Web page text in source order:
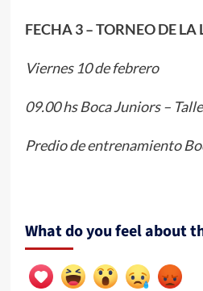
FECHA 3 – TORNEO DE LA
Viernes 10 de febrero
09.00 hs Boca Juniors –
Predio de entrenamiento
What do you feel about